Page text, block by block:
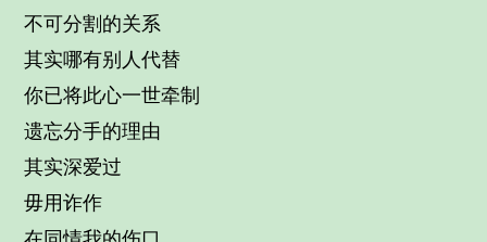
不可分割的关系
其实哪有别人代替
你已将此心一世牵制
遗忘分手的理由
其实深爱过
毋用诈作